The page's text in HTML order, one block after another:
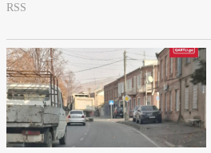
RSS